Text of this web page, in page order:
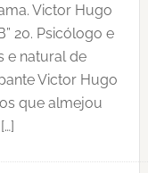
Victor Hugo
20. Psicólogo e
e natural de
Victor Hugo
que almejou